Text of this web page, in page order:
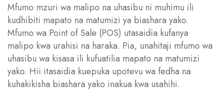
Mfumo mzuri wa malipo na uhasibu ni muhimu ili
kudhibiti mapato na matumizi ya biashara yako.
Mfumo wa Point of Sale (POS) utasaidia kufanya
malipo kwa urahisi na haraka. Pia, unahitaji mfumo wa
uhasibu wa kisasa ili kufuatilia mapato na matumizi
yako. Hii itasaidia kuepuka upotevu wa fedha na
kuhakikisha biashara yako inakua kwa usahihi.